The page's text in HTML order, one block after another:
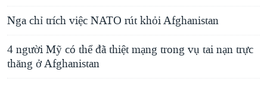
Nga chỉ trích việc NATO rút khỏi Afghanistan
4 người Mỹ có thể đã thiệt mạng trong vụ tai nạn trực
thăng ở Afghanistan